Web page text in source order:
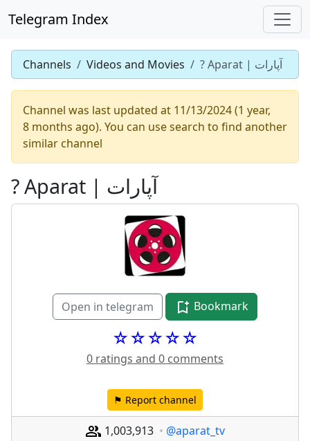
Telegram Index
Channels Videos and Movies ? Aparat | آپارات
Channel was last updated at 11/13/2024 (1 year,
8 months ago). You can use search to find another
similar channel
? Aparat | آپارات
Open in telegram Bookmark
☆☆☆☆☆
0 ratings and 0 comments
⚑ Report channel
1,003,913 @aparat_tv